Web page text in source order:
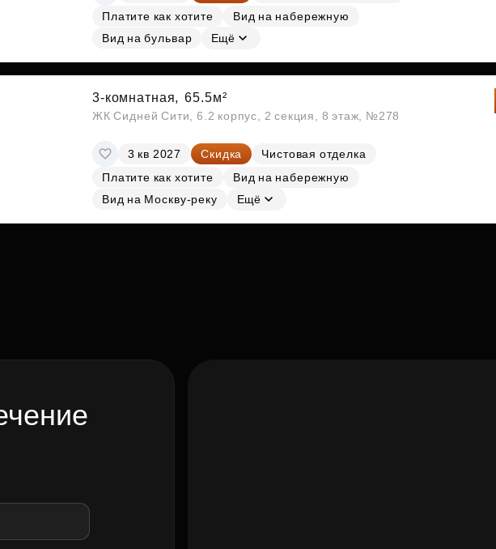
Платите как хотите
Вид на набережную
Вид на бульвар
Ещё
3-комнатная, 65.5м²
ЖК Сидней Сити, 6.2 корпус, 2 секция, 8 этаж, №278
3 кв 2027 Скидка
Чистовая отделка
Платите как хотите
Вид на набережную
Вид на Москву-реку
Ещё